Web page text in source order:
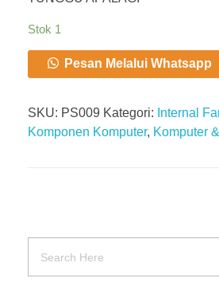
Stok 1
Pesan Melalui Whatsapp
SKU: PS009 Kategori: Internal
Komponen Komputer, Komputer